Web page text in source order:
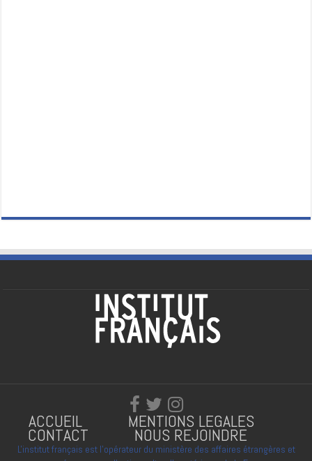
ACCUEIL MENTIONS LEGALES
CONTACT NOUS REJOINDRE
L'institut français est l'opérateur du ministère des affaires étrangères et